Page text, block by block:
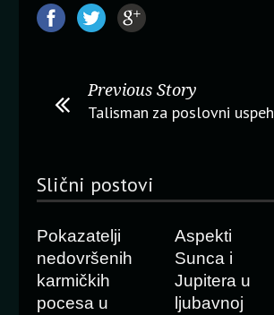
Previous Story
Talisman za poslovni uspeh
Slični postovi
Pokazatelji
nedovršenih
karmičkih
pocesa u
Aspekti
Sunca i
Jupitera u
ljubavnoj